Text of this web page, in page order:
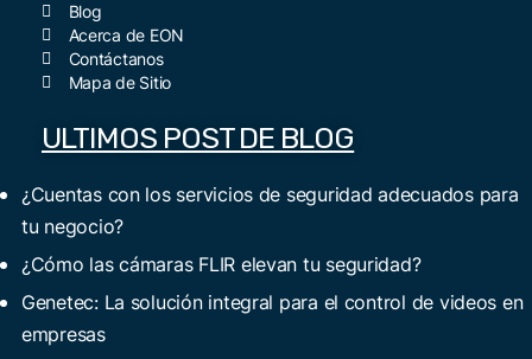
Blog
Acerca de EON
Contáctanos
Mapa de Sitio
ULTIMOS POST DE BLOG
¿Cuentas con los servicios de seguridad adecuados para
tu negocio?
¿Cómo las cámaras FLIR elevan tu seguridad?
Genetec: La solución integral para el control de videos en
empresas